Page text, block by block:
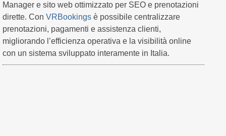
Manager e sito web ottimizzato per SEO e prenotazioni
dirette. Con VRBookings è possibile centralizzare
prenotazioni, pagamenti e assistenza clienti,
migliorando l’efficienza operativa e la visibilità online
con un sistema sviluppato interamente in Italia.